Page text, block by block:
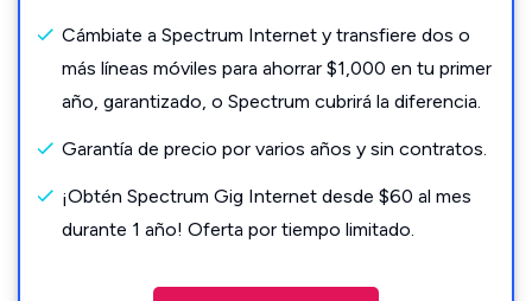
Cámbiate a Spectrum Internet y transfiere dos o
más líneas móviles para ahorrar $1,000 en tu primer
año, garantizado, o Spectrum cubrirá la diferencia.
Garantía de precio por varios años y sin contratos.
¡Obtén Spectrum Gig Internet desde $60 al mes
durante 1 año! Oferta por tiempo limitado.